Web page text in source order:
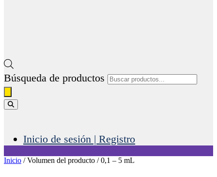
Búsqueda de productos
Inicio de sesión | Registro
Inicio / Volumen del producto / 0,1 – 5 mL